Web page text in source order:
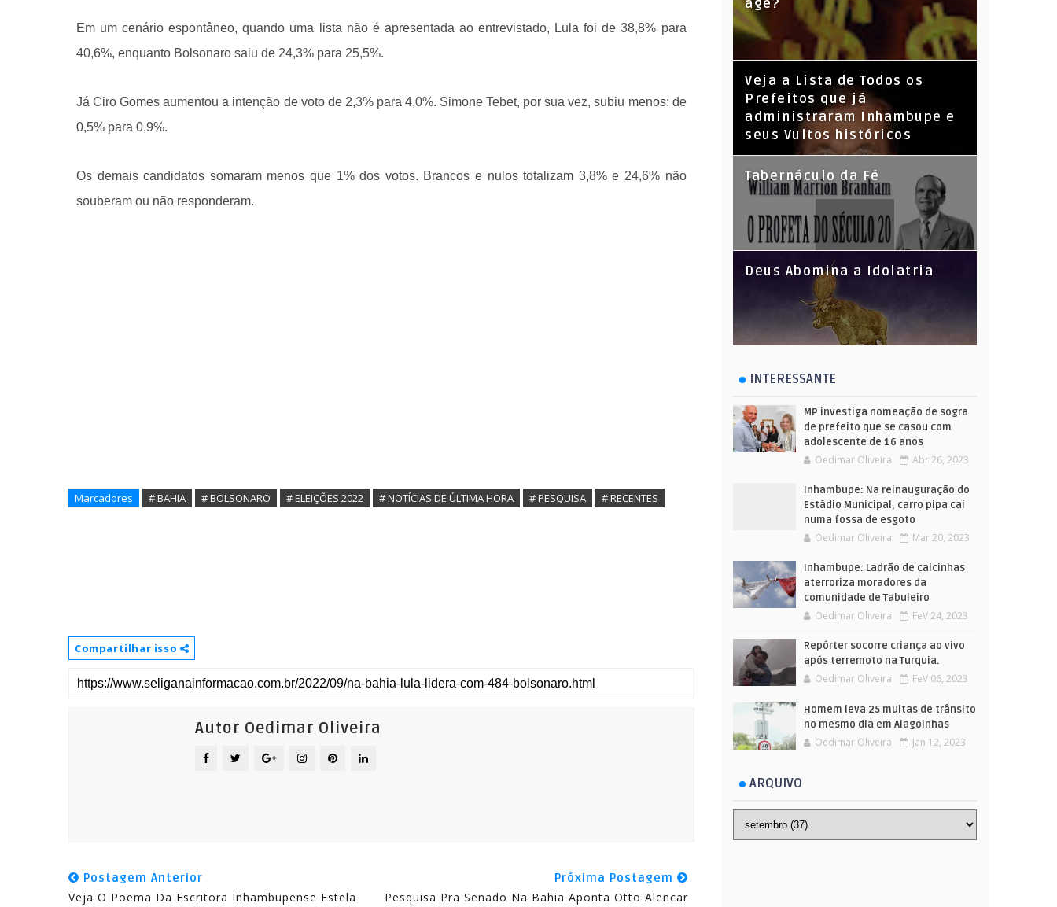
Em um cenário espontâneo, quando uma lista não é apresentada ao entrevistado, Lula foi de 38,8% para
40,6%, enquanto Bolsonaro saiu de 24,3% para 25,5%.
Já Ciro Gomes aumentou a intenção de voto de 2,3% para 4,0%. Simone Tebet, por sua vez, subiu menos: de
0,5% para 0,9%.
Os demais candidatos somaram menos que 1% dos votos. Brancos e nulos totalizam 3,8% e 24,6% não
souberam ou não responderam.
Marcadores # BAHIA # BOLSONARO # ELEIÇÕES 2022 # NOTÍCIAS DE ÚLTIMA HORA # PESQUISA # RECENTES
Compartilhar isso
Autor Oedimar Oliveira
Postagem Anterior
Veja O Poema Da Escritora Inhambupense Estela
Próxima Postagem
Pesquisa Pra Senado Na Bahia Aponta Otto Alencar
age?
Veja a Lista de Todos os
Prefeitos que já
administraram Inhambupe e
seus Vultos históricos
Tabernáculo da Fé
Deus Abomina a Idolatria
INTERESSANTE
MP investiga nomeação de sogra
de prefeito que se casou com
adolescente de 16 anos
Oedimar Oliveira Abr 26, 2023
Inhambupe: Na reinauguração do
Estádio Municipal, carro pipa cai
numa fossa de esgoto
Oedimar Oliveira Mar 20, 2023
Inhambupe: Ladrão de calcinhas
aterroriza moradores da
comunidade de Tabuleiro
Oedimar Oliveira FeV 24, 2023
Repórter socorre criança ao vivo
após terremoto na Turquia.
Oedimar Oliveira FeV 06, 2023
Homem leva 25 multas de trânsito
no mesmo dia em Alagoinhas
Oedimar Oliveira Jan 12, 2023
ARQUIVO